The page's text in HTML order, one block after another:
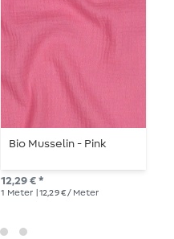
Bio Musselin - Pink
12,29 € *
1 Meter | 12,29 € / Meter